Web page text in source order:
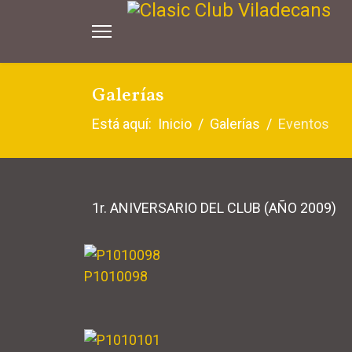
Galerías
Está aquí: Inicio Galerías Eventos
1r. ANIVERSARIO DEL CLUB (AÑO 2009)
P1010098